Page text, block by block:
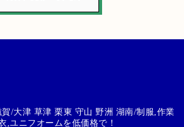
/大津 草津 栗東 守山 野洲 湖南/制服,作業
,ユニフオームを低価格で！